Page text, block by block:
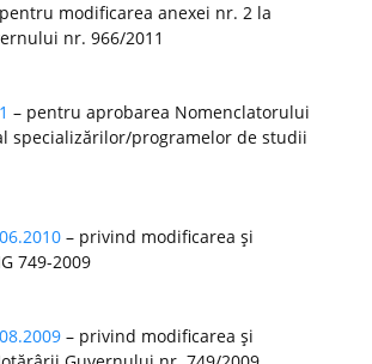
modificarea anexei nr. 2 la
nr. 966/2011
– pentru aprobarea Nomenclatorului
specializărilor/programelor de studii
– privind modificarea şi
749-2009
– privind modificarea şi